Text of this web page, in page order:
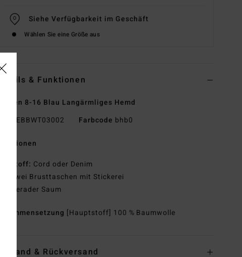
Siehe Verfügbarkeit im Geschäft
Wählen Sie eine Größe aus
Details & Funktionen
Jungen 8-16 Blau Langärmliges Hemd
EBBWT03002 Farbcode bhb0
Funktionen
Stoff: Cord oder Denim
Zwei Brusttaschen mit Stickerei
Gerader Saum
Zusammensetzung [Hauptstoff] 100 % Baumwolle
Versand & Rückversand